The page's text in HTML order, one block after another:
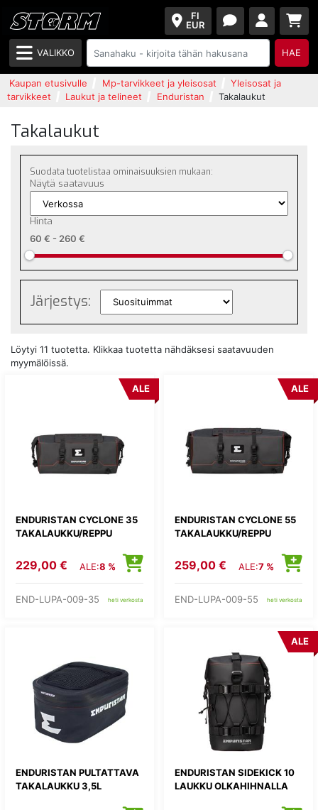
FI
EUR
VALIKKO HAE
Kaupan etusivulle Mp-tarvikkeet ja yleisosat
Yleisosat ja
tarvikkeet
Laukut ja telineet Enduristan Takalaukut
Takalaukut
Suodata tuotelistaa ominaisuuksien mukaan:
Näytä saatavuus
Hinta
60 € - 260 €
Järjestys:
Löytyi 11 tuotetta. Klikkaa tuotetta nähdäksesi saatavuuden
myymälöissä.
ENDURISTAN CYCLONE 35
TAKALAUKKU/REPPU
ALE
229,00 € ALE:8 %
END-LUPA-009-35 heti verkosta
ENDURISTAN CYCLONE 55
TAKALAUKKU/REPPU
ALE
259,00 € ALE:7 %
END-LUPA-009-55 heti verkosta
ENDURISTAN PULTATTAVA
TAKALAUKKU 3,5L
ENDURISTAN SIDEKICK 10
LAUKKU OLKAHIHNALLA
ALE